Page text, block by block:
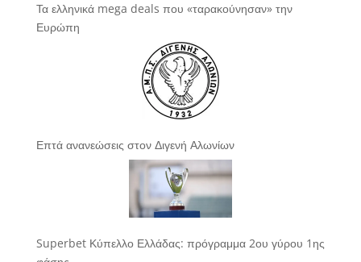
Τα ελληνικά mega deals που «ταρακούνησαν» την
Ευρώπη
Επτά ανανεώσεις στον Διγενή Αλωνίων
Superbet Κύπελλο Ελλάδας: πρόγραμμα 2ου γύρου 1ης